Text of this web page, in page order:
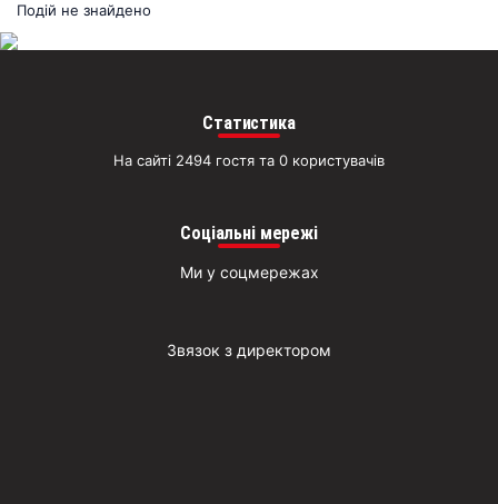
Подій не знайдено
Статистика
На сайті 2494 гостя та 0 користувачів
Соціальні мережі
Ми у соцмережах
Звязок з директором